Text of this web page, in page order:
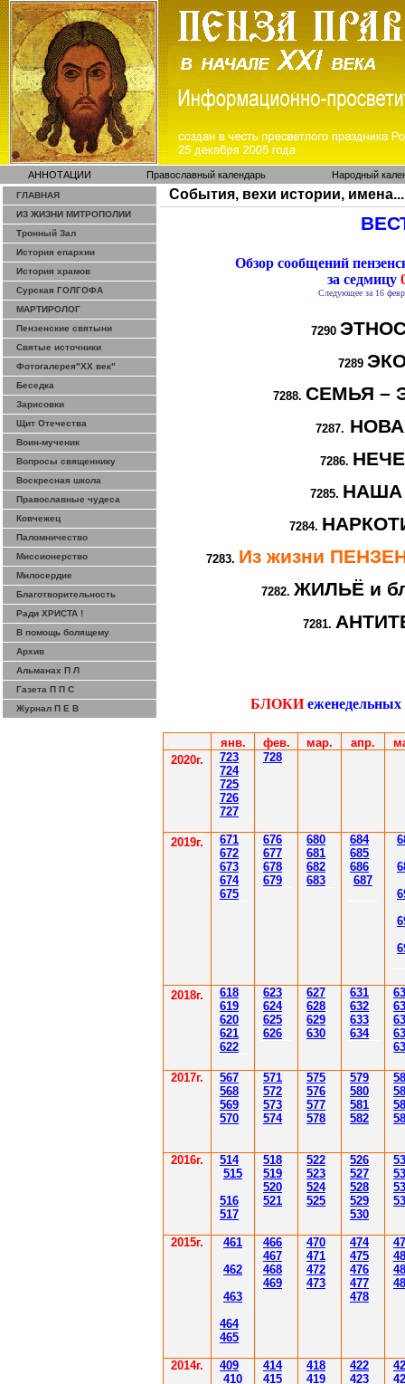
АННОТАЦИИ Православный календарь Народный
ГЛАВНАЯ
ИЗ ЖИЗНИ МИТРОПОЛИИ
Тронный Зал
История епархии
История храмов
Сурская ГОЛГОФА
МАРТИРОЛОГ
Пензенские святыни
Святые источники
Фотогалерея"ХХ век"
Беседка
Зарисовки
Щит Отечества
Воин-мученик
Вопросы священнику
Воскресная школа
Православные чудеса
Ковчежец
Паломничество
Миссионерство
Милосердие
Благотворительность
Ради ХРИСТА !
В помощь болящему
Архив
Альманах П Л
Газета П П С
Журнал П Е В
События, вехи истории, имена...
Обзор сообщений
за седмицу
Следующее за 16
7290
7289
7288. СЕМЬЯ –
7287.
7286.
7285. НАША
7284.
7283. Из жизни
7282. ЖИЛЬЁ и
7281.
БЛОКИ
янв. фев. мар. апр.
2020г.
723
724
725
726
727
728
2019г.
671
672
673
674
675
676
677
678
679
680
681
682
683
684
685
686
687
6
6
2018г. 618
619
620
621
622
623
624
625
626
627
628
629
630
631
632
633
634
63
2017г.
567
568
569
570
571
572
573
574
575
576
577
578
579
580
581
582
2016г.
514
515
516
517
518
519
520
521
522
523
524
525
526
527
528
529
530
2015г. 461
462
463
464
465
466
467
468
469
470
471
472
473
474
475
476
477
478
2014г. 409
410
414
415
418
419
422
423